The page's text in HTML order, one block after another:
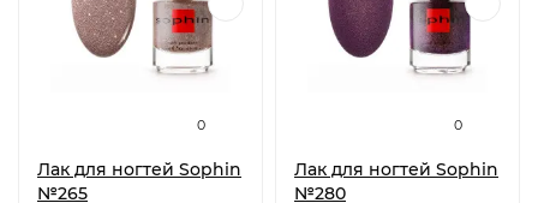
0
Лак для ногтей Sophin
№265
0
Лак для ногтей Sophin
№280